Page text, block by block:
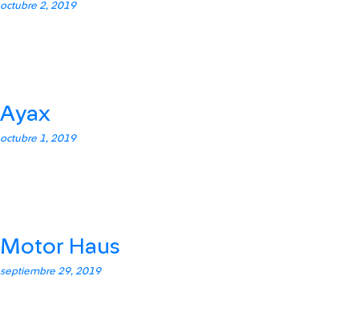
octubre 2, 2019
Ayax
octubre 1, 2019
Motor Haus
septiembre 29, 2019